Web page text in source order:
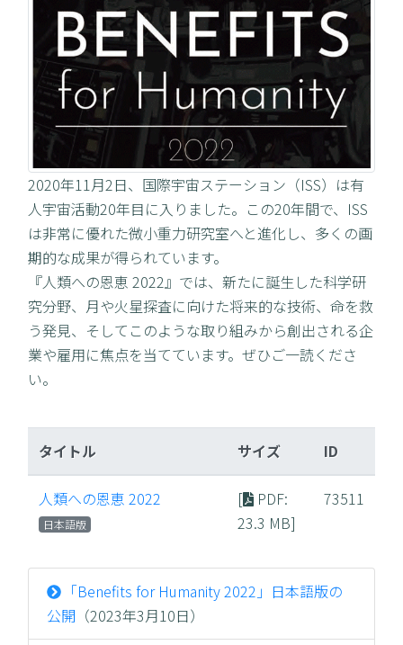
2020年11月2日、国際宇宙ステーション（ISS）は有
人宇宙活動20年目に入りました。この20年間で、ISS
は非常に優れた微小重力研究室へと進化し、多くの画
期的な成果が得られています。
『人類への恩恵 2022』では、新たに誕生した科学研
究分野、月や火星探査に向けた将来的な技術、命を救
う発見、そしてこのような取り組みから創出される企
業や雇用に焦点を当てています。ぜひご一読くださ
い。
タイトル サイズ ID
人類への恩恵 2022
日本語版
[ PDF:
23.3 MB]
73511
「Benefits for Humanity 2022」日本語版の
公開 （2023年3月10日）